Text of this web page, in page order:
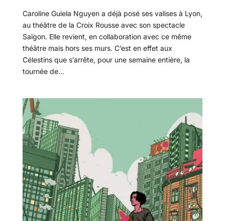
Caroline Guiela Nguyen a déjà posé ses valises à Lyon,
au théâtre de la Croix Rousse avec son spectacle
Saïgon. Elle revient, en collaboration avec ce même
théâtre mais hors ses murs. C’est en effet aux
Célestins que s’arrête, pour une semaine entière, la
tournée de...